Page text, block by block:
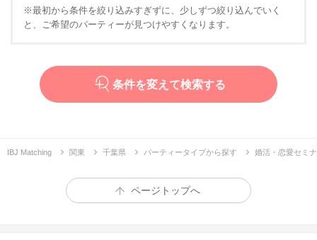
※最初から条件を絞り込みすぎずに、少しずつ絞り込んでいく
と、ご希望のパーティーが見つけやすくなります。
条件を変えて検索する
IBJ Matching 関東 千葉県 パーティータイプから探す 婚活・恋愛セミ
ページトップへ